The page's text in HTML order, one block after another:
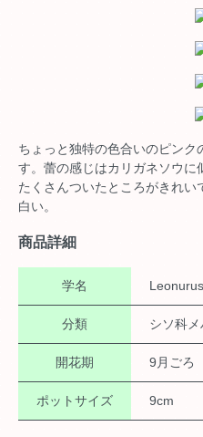
ちょっと独特の色合いのピン
す。蕾の感じはカリガネソウに
たくさんついたところがきれ
白い。
商品詳細
学名
分類 シソ科
開花期 9月ごろ
ポットサイズ 9cm